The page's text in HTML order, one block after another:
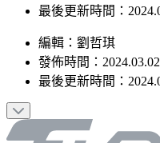
最後更新時間：
編輯 ： 劉哲琪
發佈時間：
最後更新時間：